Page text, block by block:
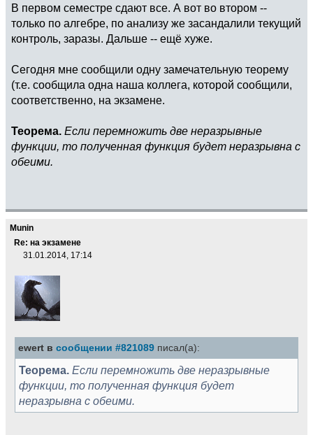
В первом семестре сдают все. А вот во втором --
только по алгебре, по анализу же засандалили текущий
контроль, заразы. Дальше -- ещё хуже.
Сегодня мне сообщили одну замечательную теорему
(т.е. сообщила одна наша коллега, которой сообщили,
соответственно, на экзамене.
Теорема. Если перемножить две неразрывные
функции, то полученная функция будет неразрывна с
обеими.
Munin
Re: на экзамене
31.01.2014, 17:14
ewert в сообщении #821089 писал(а):
Теорема. Если перемножить две неразрывные
функции, то полученная функция будет
неразрывна с обеими.